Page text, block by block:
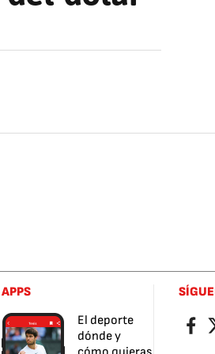
APPS
El deporte
dónde y